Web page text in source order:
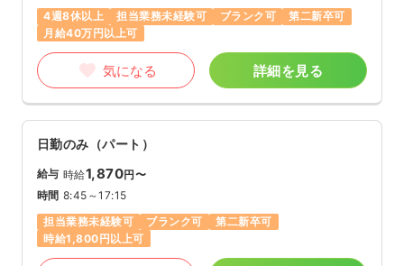
4週8休以上
担当業務未経験可 ブランク可
第二新卒可
月給40万円以上可
気になる 詳細を見る
日勤のみ（パート）
給与 時給1,870円〜
時間 8:45～17:15
担当業務未経験可
ブランク可
第二新卒可
時給1,800円以上可